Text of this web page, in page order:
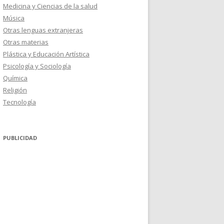
Medicina y Ciencias de la salud
Música
Otras lenguas extranjeras
Otras materias
Plástica y Educación Artística
Psicología y Sociología
Química
Religión
Tecnología
PUBLICIDAD